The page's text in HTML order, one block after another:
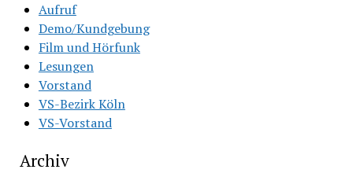
Aufruf
Demo/Kundgebung
Film und Hörfunk
Lesungen
Vorstand
VS-Bezirk Köln
VS-Vorstand
Archiv